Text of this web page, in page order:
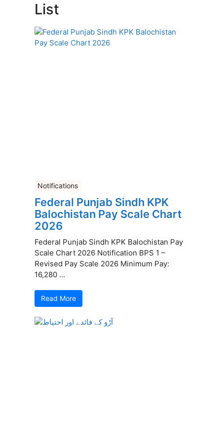
List
Notifications
Federal Punjab Sindh KPK
Balochistan Pay Scale Chart
2026
Federal Punjab Sindh KPK Balochistan Pay
Scale Chart 2026 Notification BPS 1 –
Revised Pay Scale 2026 Minimum Pay:
16,280 ...
Read More